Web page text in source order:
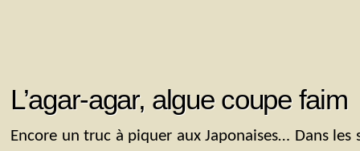
L’agar-agar, algue coupe faim
Encore un truc à piquer aux Japonaises… Dans les